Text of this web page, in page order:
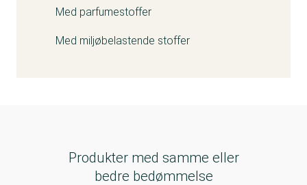
Med parfumestoffer
Med miljøbelastende stoffer
Produkter med samme eller
bedre bedømmelse